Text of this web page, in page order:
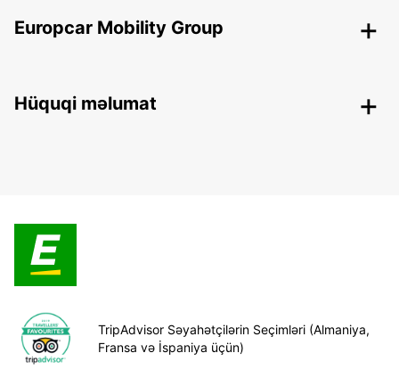
Europcar Mobility Group
Hüquqi məlumat
TripAdvisor Səyahətçilərin Seçimləri (Almaniya,
Fransa və İspaniya üçün)